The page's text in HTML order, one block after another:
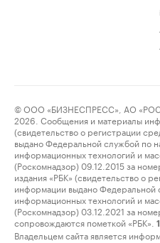
© ООО «БИЗНЕСПРЕСС», АО
2026. Сообщения и материалы
(свидетельство о регистрации
выдано Федеральной службой по
информационных технологий и
(Роскомнадзор) 09.12.2015 за
издания «РБК» (свидетельство о
информации выдано Федеральной
информационных технологий и
(Роскомнадзор) 03.12.2021 за
сопровождаются пометкой «РБК».
Владельцем сайта является